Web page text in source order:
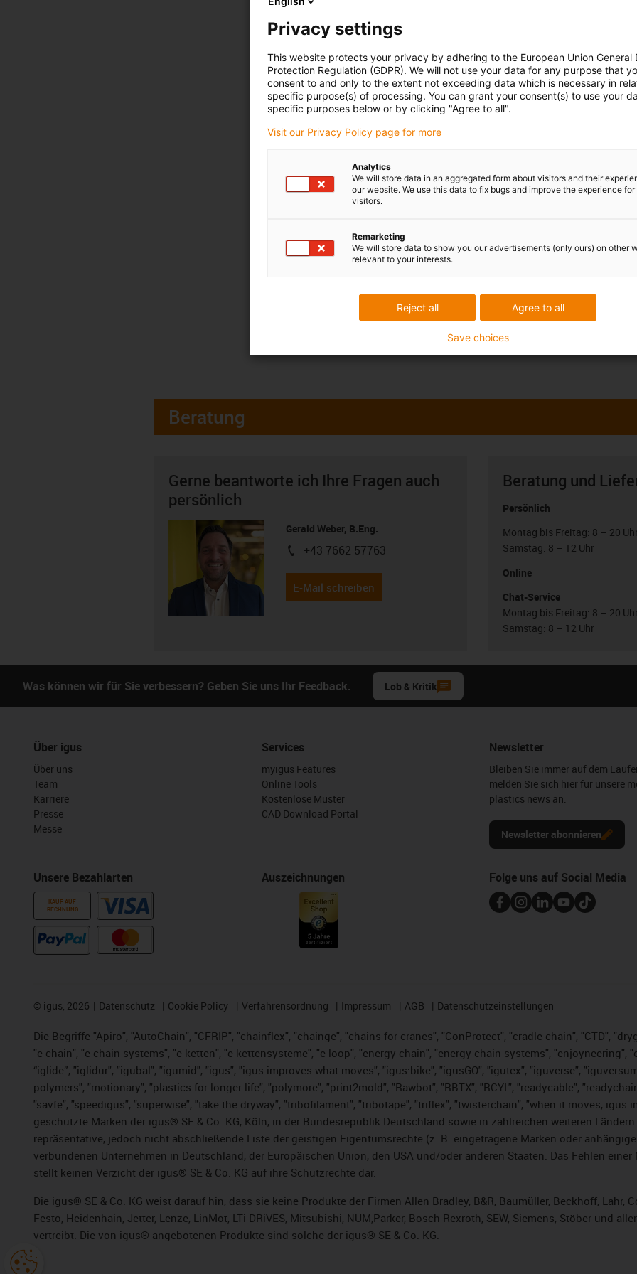
Beratung
Gerne beantworte ich Ihre Fragen auch
persönlich
Gerald Weber, B.Eng.
igus-icon-phone
+43 7662 57763
E-Mail schreiben
Beratung und
Persönlich
Montag bis Freitag: 8 – 20 Uhr
Samstag: 8 – 12 Uhr
Online
Chat-Service
Montag bis Freitag: 8 – 20 Uhr
Samstag: 8 – 12 Uhr
Was können wir für Sie verbessern? Geben Sie uns Ihr Feedback. Lob & Kritik
Über igus
Über uns
Team
Karriere
Presse
Messe
Unsere Bezahlarten
KAUF AUF
RECHNUNG
Services
myigus Features
Online Tools
Kostenlose Muster
CAD Download Portal
Auszeichnungen
Newsletter
Bleiben Sie immer auf dem
melden Sie sich hier für unsere
plastics news an.
Newsletter abonnieren
Folge uns auf Social Media
© igus, 2026 Datenschutz Cookie Policy Verfahrensordnung Impressum AGB Datenschutzeinstellungen
Die Begriffe "Apiro", "AutoChain", "CFRIP", "chainflex", "chainge", "chains for cranes", "ConProtect", "cradle-chain", "CTD",
"e-chain", "e-chain systems", "e-ketten", "e-kettensysteme", "e-loop", "energy chain", "energy chain systems", "enjoyneering",
“iglide”, "iglidur", "igubal", "igumid", "igus", "igus improves what moves", "igus:bike", "igusGO", "igutex", "iguverse",
polymers", "motionary", "plastics for longer life", "polymore", "print2mold", "Rawbot", "RBTX", "RCYL", "readycable",
"savfe", "speedigus", "superwise", "take the dryway", "tribofilament", "tribotape", "triflex", "twisterchain", "when it moves,
geschützte Marken der igus® SE & Co. KG, Köln, in der Bundesrepublik Deutschland sowie in zahlreichen weiteren
repräsentative, jedoch nicht abschließende Liste der geistigen Eigentumsrechte (z. B. eingetragene Marken oder
verbundenen Unternehmen in Deutschland, der Europäischen Union, den USA und/oder anderen Staaten. Das Fehlen
stellt keinen Verzicht der igus® SE & Co. KG auf ihre Schutzrechte dar.
Die igus® SE & Co. KG weist darauf hin, dass sie keine Produkte der Firmen Allen Bradley, B&R, Baumüller, Beckhoff, Lahr,
Festo, Heidenhain, Jetter, Lenze, LinMot, LTi DRiVES, Mitsubishi, NUM,Parker, Bosch Rexroth, SEW, Siemens, Stöber und
vertreibt. Die von igus® angebotenen Produkte sind solche der igus® SE & Co. KG.
Privacy settings
This website protects your privacy by adhering to the European Union General
Protection Regulation (GDPR). We will not use your data for any purpose that
consent to and only to the extent not exceeding data which is necessary in
specific purpose(s) of processing. You can grant your consent(s) to use your
specific purposes below or by clicking "Agree to all".
Visit our Privacy Policy page for more
Analytics
We will store data in an aggregated form about visitors and their
our website. We use this data to fix bugs and improve the experience for
visitors.
Remarketing
We will store data to show you our advertisements (only ours) on other
relevant to your interests.
Agree to all
Reject all
Save choices